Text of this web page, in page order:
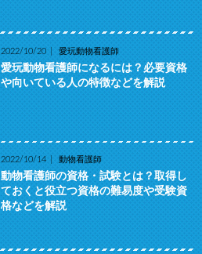
2022/10/20 愛玩動物看護師
愛玩動物看護師になるには？必要資格
や向いている人の特徴などを解説
2022/10/14 動物看護師
動物看護師の資格・試験とは？取得し
ておくと役立つ資格の難易度や受験資
格などを解説